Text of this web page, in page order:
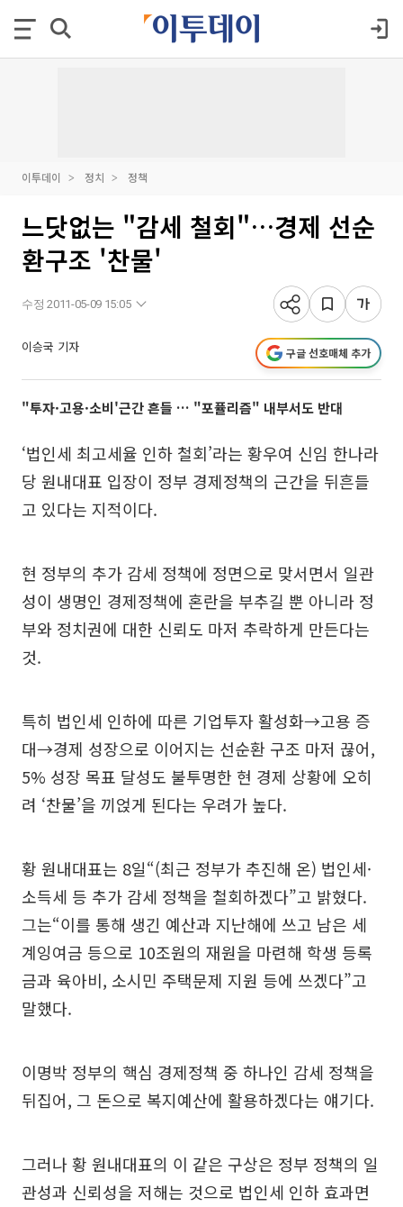
이투데이 정치 정책
느닷없는 "감세 철회"…경제 선순
환구조 '찬물'
수정 2011-05-09 15:05
이승국 기자 구글 선호매체 추가
"투자·고용·소비'근간 흔들 … "포퓰리즘" 내부서도 반대
‘법인세 최고세율 인하 철회’라는 황우여 신임 한나라
당 원내대표 입장이 정부 경제정책의 근간을 뒤흔들
고 있다는 지적이다.
현 정부의 추가 감세 정책에 정면으로 맞서면서 일관
성이 생명인 경제정책에 혼란을 부추길 뿐 아니라 정
부와 정치권에 대한 신뢰도 마저 추락하게 만든다는
것.
특히 법인세 인하에 따른 기업투자 활성화→고용 증
대→경제 성장으로 이어지는 선순환 구조 마저 끊어,
5% 성장 목표 달성도 불투명한 현 경제 상황에 오히
려 ‘찬물’을 끼얹게 된다는 우려가 높다.
황 원내대표는 8일“(최근 정부가 추진해 온) 법인세·
소득세 등 추가 감세 정책을 철회하겠다”고 밝혔다.
그는“이를 통해 생긴 예산과 지난해에 쓰고 남은 세
계잉여금 등으로 10조원의 재원을 마련해 학생 등록
금과 육아비, 소시민 주택문제 지원 등에 쓰겠다”고
말했다.
이명박 정부의 핵심 경제정책 중 하나인 감세 정책을
뒤집어, 그 돈으로 복지예산에 활용하겠다는 얘기다.
그러나 황 원내대표의 이 같은 구상은 정부 정책의 일
관성과 신뢰성을 저해는 것으로 법인세 인하 효과면